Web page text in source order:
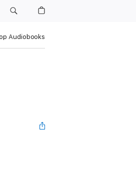
Audiobooks